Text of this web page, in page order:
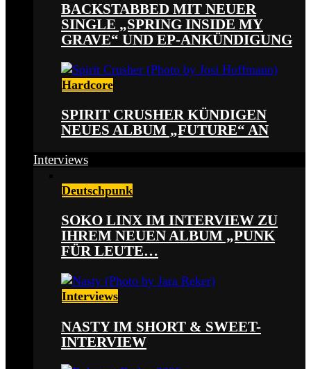
BACKSTABBED MIT NEUER
SINGLE „SPRING INSIDE MY
GRAVE“ UND EP-ANKÜNDIGUNG
Hardcore
SPIRIT CRUSHER KÜNDIGEN
NEUES ALBUM „FUTURE“ AN
Interviews
Deutschpunk
SOKO LINX IM INTERVIEW ZU
IHREM NEUEN ALBUM „PUNK
FÜR LEUTE…
Interviews
NASTY IM SHORT & SWEET-
INTERVIEW